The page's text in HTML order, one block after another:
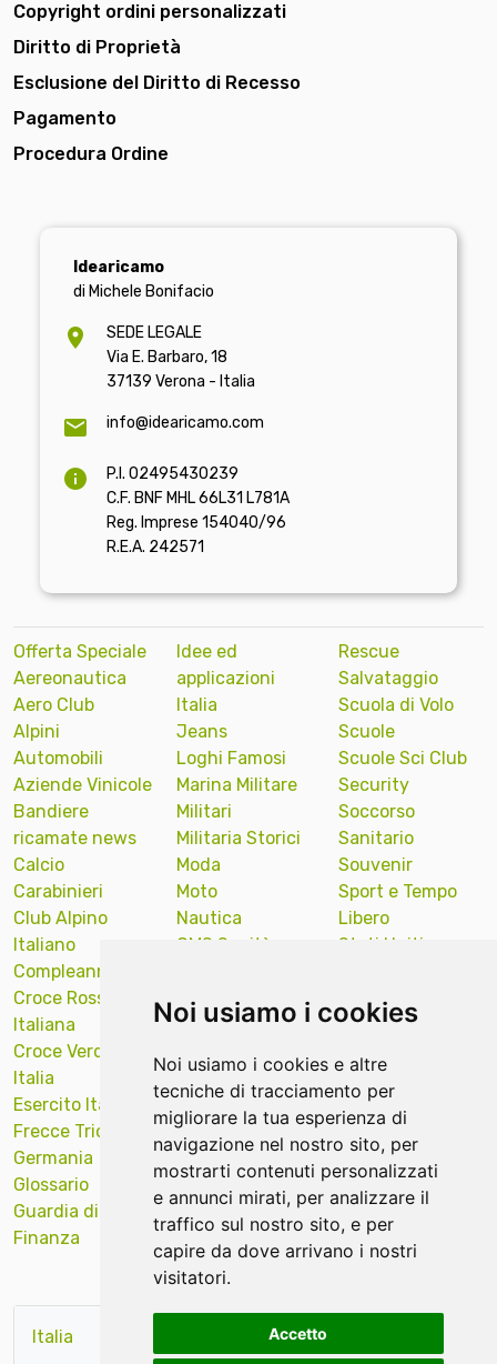
Noi usiamo i cookies
Noi usiamo i cookies e altre
tecniche di tracciamento per
migliorare la tua esperienza di
navigazione nel nostro sito, per
mostrarti contenuti personalizzati
e annunci mirati, per analizzare il
traffico sul nostro sito, e per
capire da dove arrivano i nostri
visitatori.
Accetto
Copyright ordini personalizzati
Diritto di Proprietà
Esclusione del Diritto di Recesso
Pagamento
Procedura Ordine
Idearicamo
di Michele Bonifacio
SEDE LEGALE
Via E. Barbaro, 18
37139 Verona - Italia
info@idearicamo.com
P.I. 02495430239
C.F. BNF MHL 66L31 L781A
Reg. Imprese 154040/96
R.E.A. 242571
Offerta Speciale
Aereonautica
Aero Club
Alpini
Automobili
Aziende Vinicole
Bandiere
ricamate news
Calcio
Carabinieri
Club Alpino
Italiano
Compleanno
Croce Rossa
Italiana
Croce Verde
Italia
Esercito Italiano
Frecce Tricolori
Germania
Glossario
Guardia di
Finanza
Idee ed
applicazioni
Italia
Jeans
Loghi Famosi
Marina Militare
Militari
Militaria Storici
Moda
Moto
Nautica
OMS Sanità
Unite
Polizia Locale
ricamati news
Protezione Civile
Quadri Opere
Arte
Religiosi
Remove Before
Flight news
Rescue
Salvataggio
Scuola di Volo
Scuole
Scuole Sci Club
Security
Soccorso
Sanitario
Souvenir
Sport e Tempo
Libero
Stati Uniti
Sub Diver
Sud Tirol
Targa Auto
Tecniche ricamo
Val Gardena
Veicoli Industriali
Venezia
Verona
Vigili del Fuoco
Italia verde